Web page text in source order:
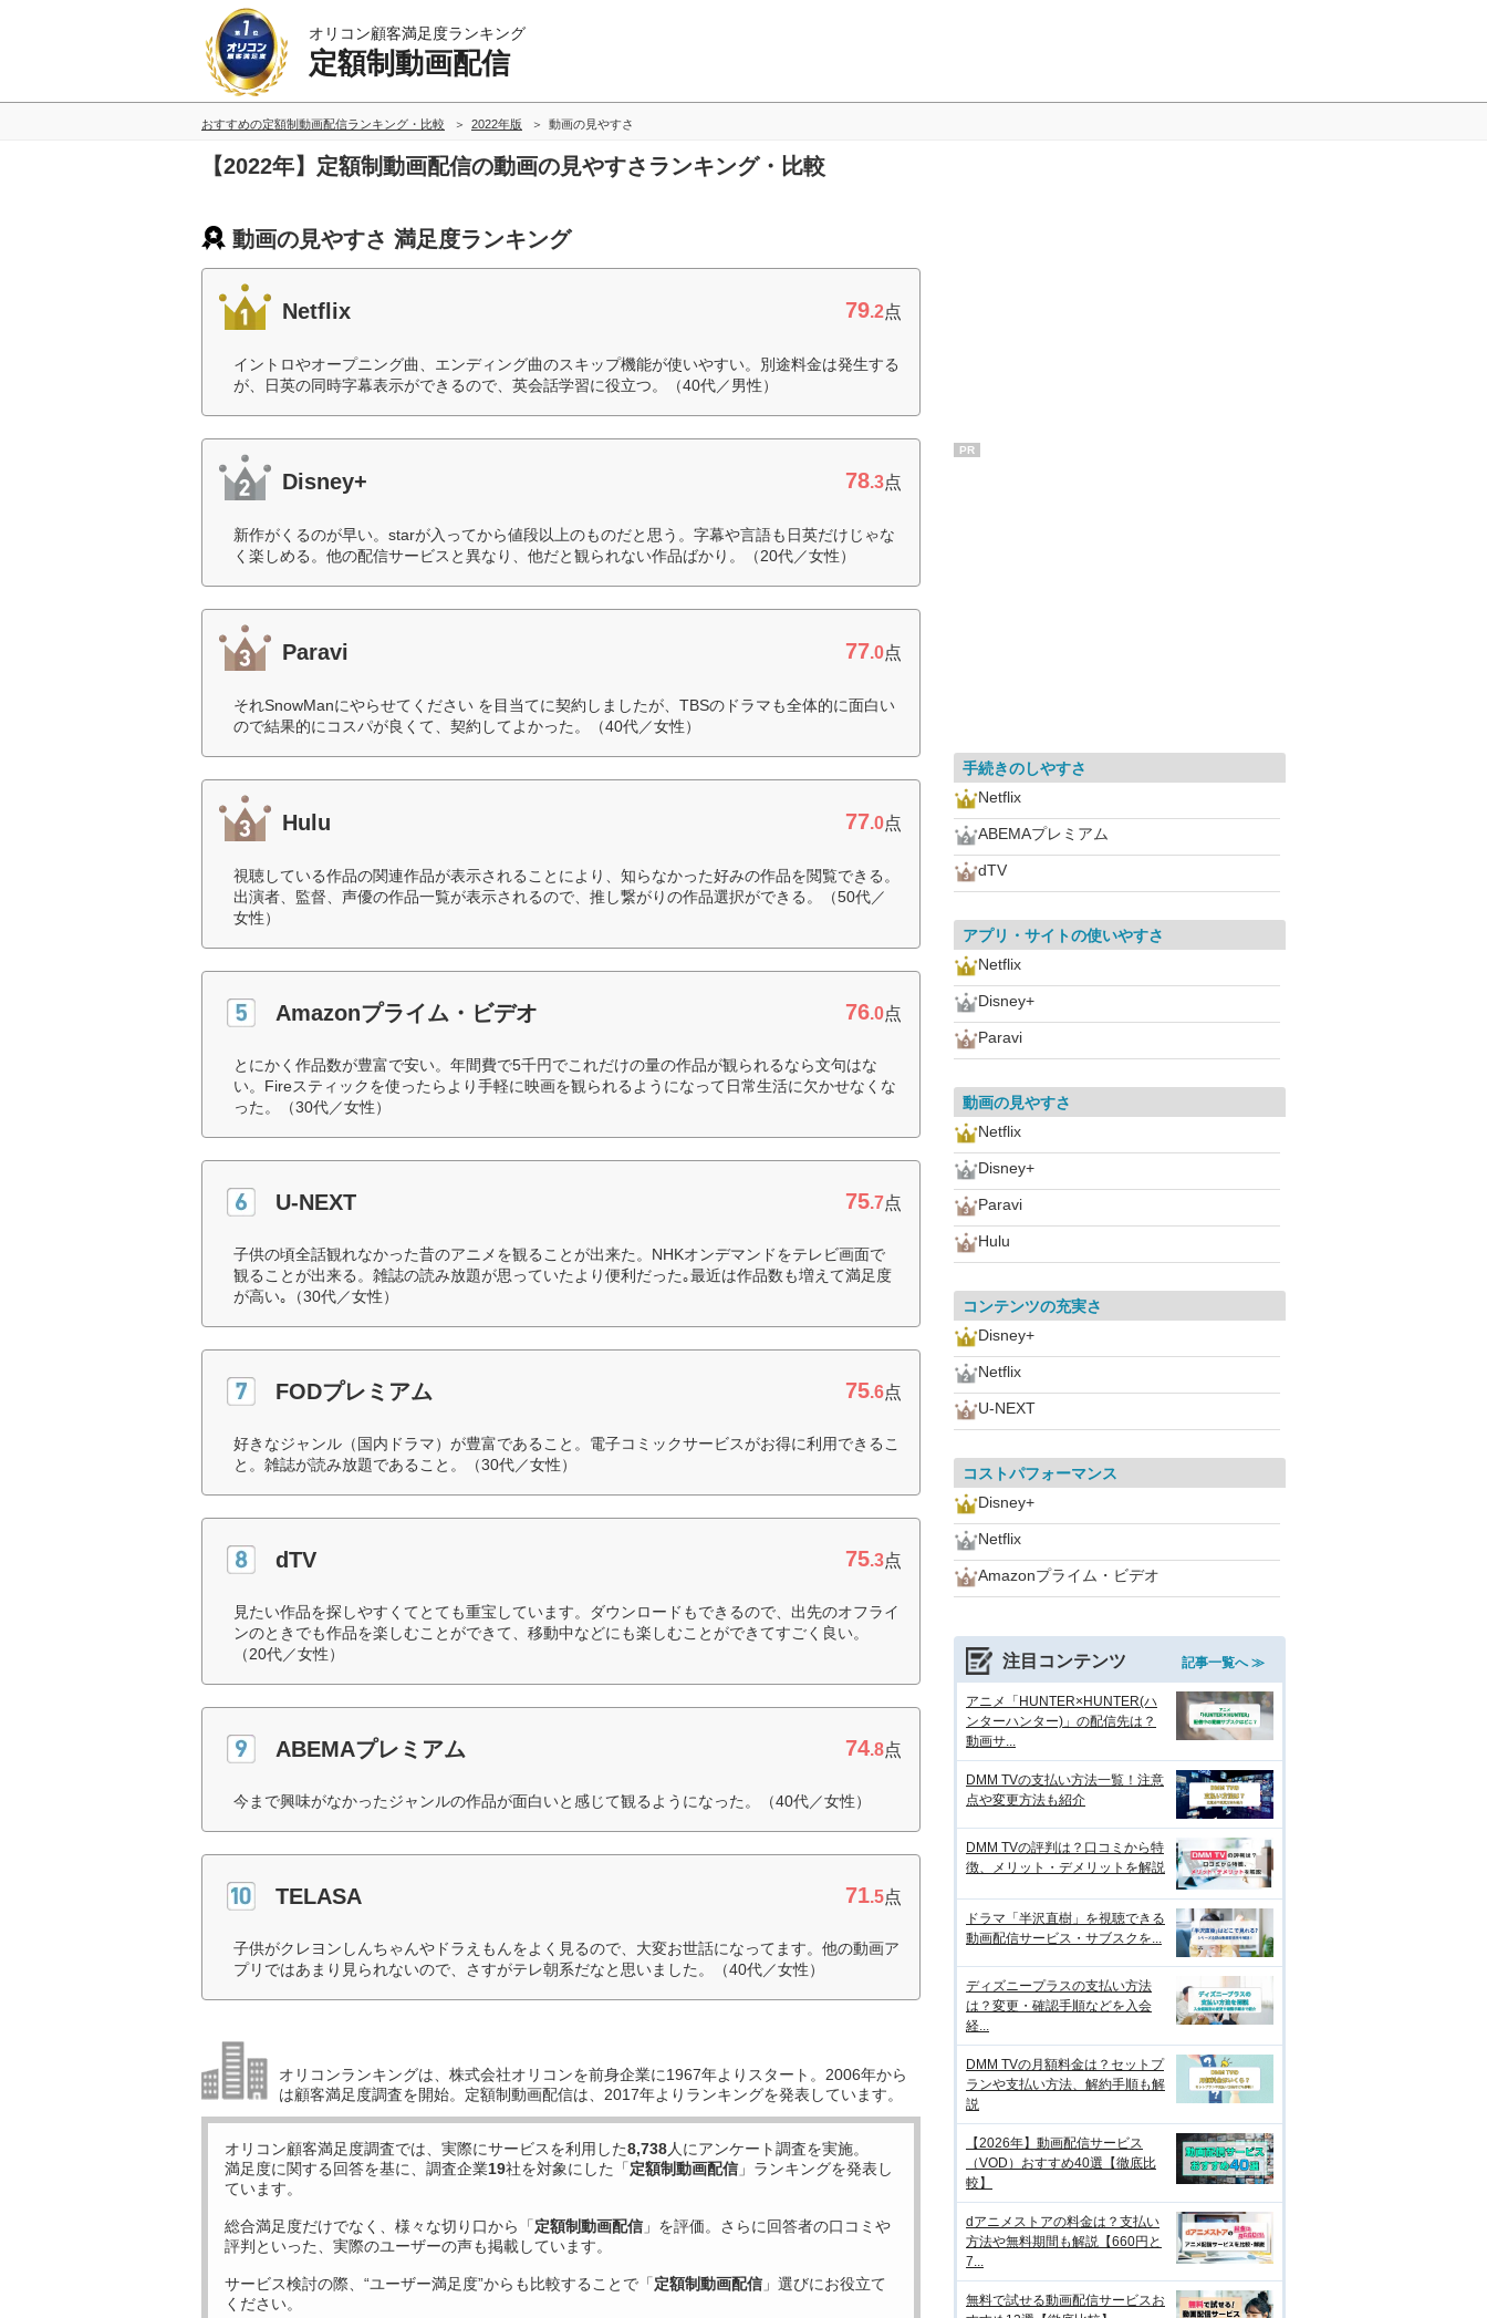
オリコン顧客満足度ランキング
定額制動画配信
おすすめの定額制動画配信ランキング・比較 2022年版 動画の見やすさ
【2022年】定額制動画配信の動画の見やすさランキング・比較
動画の見やすさ 満足度ランキング
Netflix 79.2点
イントロやオープニング曲、エンディング曲のスキップ機能が使いやすい。別途料金は発生する
が、日英の同時字幕表示ができるので、英会話学習に役立つ。（40代／男性）
Disney+ 78.3点
新作がくるのが早い。starが入ってから値段以上のものだと思う。字幕や言語も日英だけじゃな
く楽しめる。他の配信サービスと異なり、他だと観られない作品ばかり。（20代／女性）
Paravi 77.0点
それSnowManにやらせてください を目当てに契約しましたが、TBSのドラマも全体的に面白い
ので結果的にコスパが良くて、契約してよかった。（40代／女性）
Hulu 77.0点
視聴している作品の関連作品が表示されることにより、知らなかった好みの作品を閲覧できる。
出演者、監督、声優の作品一覧が表示されるので、推し繋がりの作品選択ができる。（50代／
女性）
Amazonプライム・ビデオ 76.0点
とにかく作品数が豊富で安い。年間費で5千円でこれだけの量の作品が観られるなら文句はな
い。Fireスティックを使ったらより手軽に映画を観られるようになって日常生活に欠かせなくな
った。（30代／女性）
U-NEXT 75.7点
子供の頃全話観れなかった昔のアニメを観ることが出来た。NHKオンデマンドをテレビ画面で
観ることが出来る。雑誌の読み放題が思っていたより便利だった｡最近は作品数も増えて満足度
が高い｡（30代／女性）
FODプレミアム 75.6点
好きなジャンル（国内ドラマ）が豊富であること。電子コミックサービスがお得に利用できるこ
と。雑誌が読み放題であること。（30代／女性）
dTV 75.3点
見たい作品を探しやすくてとても重宝しています。ダウンロードもできるので、出先のオフライ
ンのときでも作品を楽しむことができて、移動中などにも楽しむことができてすごく良い。
（20代／女性）
ABEMAプレミアム 74.8点
今まで興味がなかったジャンルの作品が面白いと感じて観るようになった。（40代／女性）
TELASA 71.5点
子供がクレヨンしんちゃんやドラえもんをよく見るので、大変お世話になってます。他の動画ア
プリではあまり見られないので、さすがテレ朝系だなと思いました。（40代／女性）
オリコンランキングは、株式会社オリコンを前身企業に1967年よりスタート。2006年から
は顧客満足度調査を開始。定額制動画配信は、2017年よりランキングを発表しています。
オリコン顧客満足度調査では、実際にサービスを利用した8,738人にアンケート調査を実施。
満足度に関する回答を基に、調査企業19社を対象にした「定額制動画配信 」ランキングを発表し
ています。
総合満足度だけでなく、様々な切り口から「定額制動画配信 」を評価。さらに回答者の口コミや
評判といった、実際のユーザーの声も掲載しています。
サービス検討の際、“ユーザー満足度”からも比較することで「定額制動画配信 」選びにお役立て
ください。
PR
手続きのしやすさ
Netflix
ABEMAプレミアム
dTV
アプリ・サイトの使いやすさ
Netflix
Disney+
Paravi
動画の見やすさ
Netflix
Disney+
Paravi
Hulu
コンテンツの充実さ
Disney+
Netflix
U-NEXT
コストパフォーマンス
Disney+
Netflix
Amazonプライム・ビデオ
注目コンテンツ 記事一覧へ ≫
アニメ「HUNTER×HUNTER(ハ
ンターハンター)」の配信先は？
動画サ...
DMM TVの支払い方法一覧！注意
点や変更方法も紹介
DMM TVの評判は？口コミから特
徴、メリット・デメリットを解説
ドラマ「半沢直樹」を視聴できる
動画配信サービス・サブスクを...
ディズニープラスの支払い方法
は？変更・確認手順などを入会
経...
DMM TVの月額料金は？セットプ
ランや支払い方法、解約手順も解
説
【2026年】動画配信サービス
（VOD）おすすめ40選【徹底比
較】
dアニメストアの料金は？支払い
方法や無料期間も解説【660円と
7...
無料で試せる動画配信サービスお